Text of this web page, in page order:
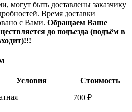
могут быть доставлены заказчику
Время доставки
с Вами. Обращаем Ваше
до подъезда (подъём в
Условия
Стоимость
700 ₽